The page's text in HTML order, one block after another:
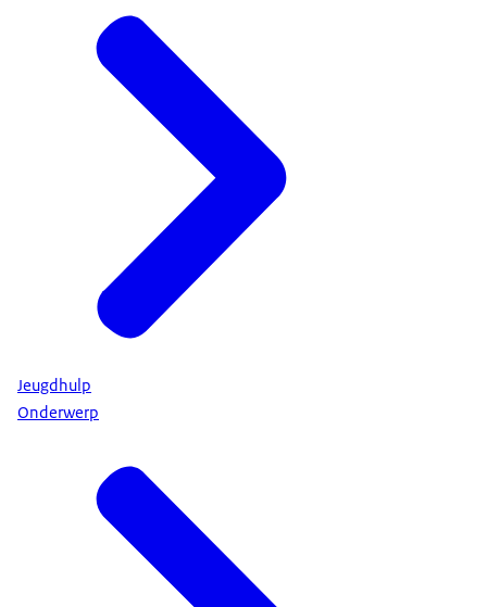
Jeugdhulp
Onderwerp